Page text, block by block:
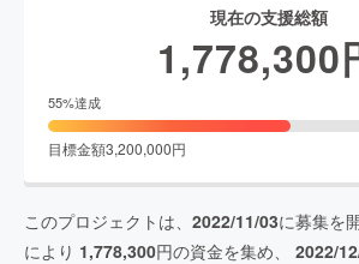
現在の支援総額
1,778,300
55%達成
目標金額3,200,000円
このプロジェクトは、 2022/11/03に募集を
により 1,778,300円の資金を集め、 2022/